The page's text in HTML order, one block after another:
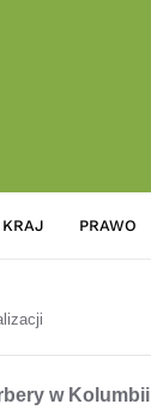
KRAJ PRAWO
w Kolumbii